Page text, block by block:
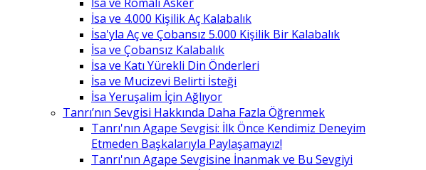
İsa ve 4.000 Kişilik Aç Kalabalık
İsa'yla Aç ve Çobansız 5.000 Kişilik Bir Kalabalık
İsa ve Çobansız Kalabalık
İsa ve Katı Yürekli Din Önderleri
İsa ve Mucizevi Belirti İsteği
İsa Yeruşalim İçin Ağlıyor
Tanrı’nın Sevgisi Hakkında Daha Fazla Öğrenmek
Tanrı'nın Agape Sevgisi: İlk Önce Kendimiz Deneyim
Etmeden Başkalarıyla Paylaşamayız!
Tanrı'nın Agape Sevgisine İnanmak ve Bu Sevgiyi